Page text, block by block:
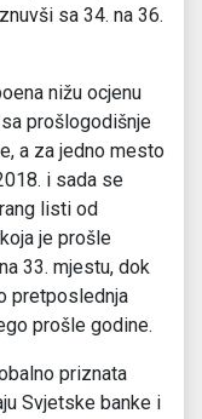
sa 34. na 36.
nižu ocjenu
prošlogodišnje
a za jedno mesto
i sada se
listi od
je prošle
33. mjestu, dok
pretposlednja
prošle godine.
priznata
Svjetske banke i